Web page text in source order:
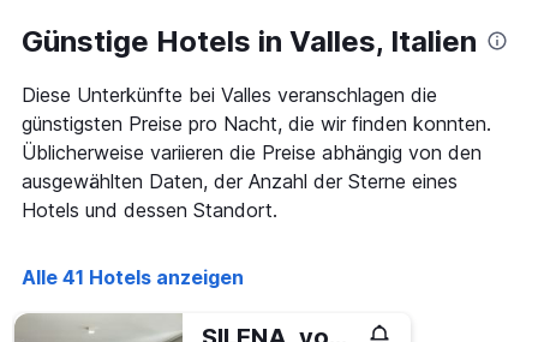
jeweiligen
Wochentag.
Diagramm
hat
1
X-
Achse,
die
anzeigt.
Diagramm
Günstige Hotels in Valles, Italien
Diese Unterkünfte bei Valles veranschlagen die
günstigsten Preise pro Nacht, die wir finden konnten.
Üblicherweise variieren die Preise abhängig von den
ausgewählten Daten, der Anzahl der Sterne eines
Hotels und dessen Standort.
Alle 41 Hotels anzeigen